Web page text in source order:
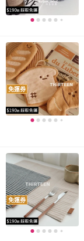
免運券
免運券